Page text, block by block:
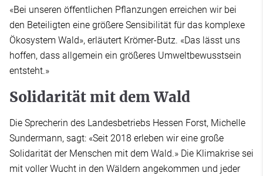
«Bei unseren öffentlichen Pflanzungen erreichen wir bei
den Beteiligten eine größere Sensibilität für das komplexe
Ökosystem Wald», erläutert Krömer-Butz. «Das lässt uns
hoffen, dass allgemein ein größeres Umweltbewusstsein
entsteht.»
Solidarität mit dem Wald
Die Sprecherin des Landesbetriebs Hessen Forst, Michelle
Sundermann, sagt: «Seit 2018 erleben wir eine große
Solidarität der Menschen mit dem Wald.» Die Klimakrise sei
mit voller Wucht in den Wäldern angekommen und jeder